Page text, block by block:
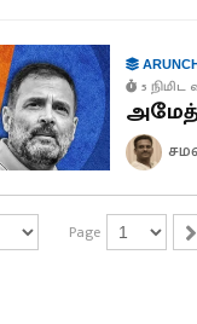
5 நிமிட
Page